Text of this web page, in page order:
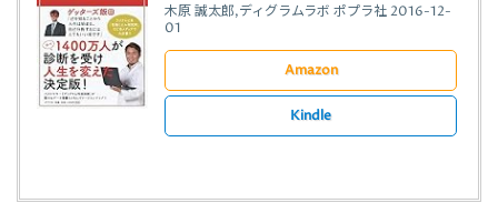
木原 誠太郎,ディグラムラボ ポプラ社 2016-12-
01
Amazon
Kindle